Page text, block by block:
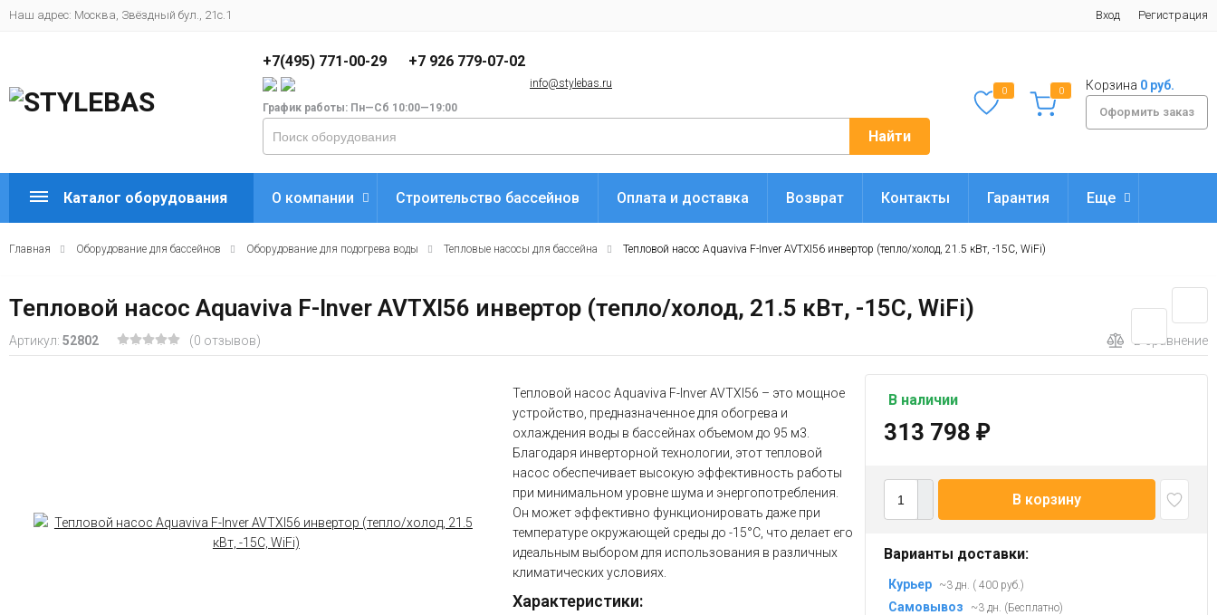
Наш адрес: Москва, Звёздный бул., 21с.1 Вход Регистрация
+7(495) 771-00-29 +7 926 779-07-02
График работы: Пн—Сб 10:00—19:00
info@stylebas.ru
Найти
0 0 Корзина 0 руб.
Оформить заказ
Каталог оборудования О компании Строительство бассейнов Оплата и доставка Возврат Контакты Гарантия Еще
Главная Оборудование для бассейнов Оборудование для подогрева воды Тепловые насосы для бассейна Тепловой насос Aquaviva F-Inver AVTXI56 инвертор (тепло/холод, 21.5 кВт, -15С, WiFi)
Тепловой насос Aquaviva F-Inver AVTXI56 инвертор (тепло/холод, 21.5 кВт, -15С, WiFi)
Артикул: 52802 (0 отзывов) В сравнение
Тепловой насос Aquaviva F-Inver AVTXI56 – это мощное
устройство, предназначенное для обогрева и
охлаждения воды в бассейнах объемом до 95 м3.
Благодаря инверторной технологии, этот тепловой
насос обеспечивает высокую эффективность работы
при минимальном уровне шума и энергопотребления.
Он может эффективно функционировать даже при
температуре окружающей среды до -15°C, что делает его
идеальным выбором для использования в различных
климатических условиях.
Характеристики:
В наличии
313 798 ₽
В корзину
Варианты доставки:
Курьер ~3 дн. ( 400 руб.)
Самовывоз ~3 дн. (Бесплатно)